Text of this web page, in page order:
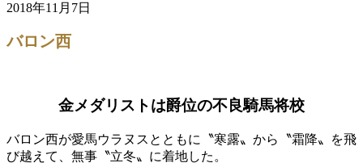
2018年11月7日
バロン西
金メダリストは爵位の不良騎馬将校
バロン西が愛馬ウラヌスとともに〝寒露〟から〝霜降〟を飛
び越えて、無事〝立冬〟に着地した。